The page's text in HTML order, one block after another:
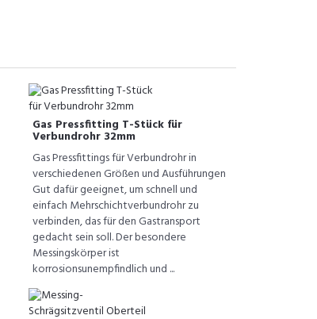
Gas Pressfitting T-Stück für
Verbundrohr 32mm
Gas Pressfittings für Verbundrohr in
verschiedenen Größen und Ausführungen
Gut dafür geeignet, um schnell und
einfach Mehrschichtverbundrohr zu
verbinden, das für den Gastransport
gedacht sein soll. Der besondere
Messingskörper ist
korrosionsunempfindlich und ...